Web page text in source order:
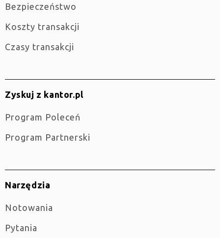
Bezpieczeństwo
Koszty transakcji
Czasy transakcji
Zyskuj z kantor.pl
Program Poleceń
Program Partnerski
Narzędzia
Notowania
Pytania